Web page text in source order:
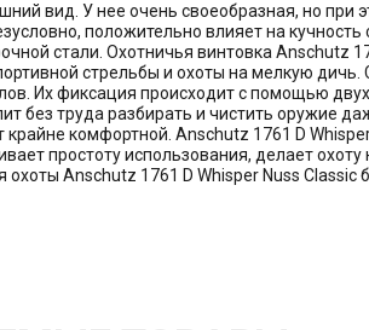
вид. У нее очень своеобразная, но при
положительно влияет на
стали. Охотничья винтовка Anschutz
стрельбы и охоты на мелкую
Их фиксация происходит с помощью
без труда разбирать и чистить оружие
комфортной. Anschutz 1761 D
простоту использования, делает
Anschutz 1761 D Whisper Nuss